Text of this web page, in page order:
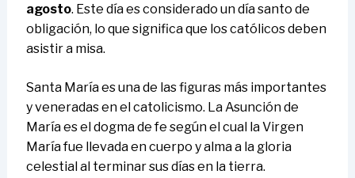
agosto. Este día es considerado un día santo de
obligación, lo que significa que los católicos deben
asistir a misa.
Santa María es una de las figuras más importantes
y veneradas en el catolicismo. La Asunción de
María es el dogma de fe según el cual la Virgen
María fue llevada en cuerpo y alma a la gloria
celestial al terminar sus días en la tierra.